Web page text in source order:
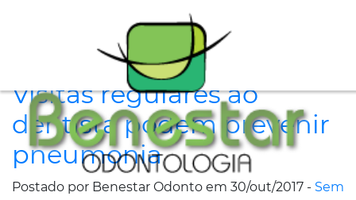
Clínica
Especialidades
Tratamentos
Visitas regulares ao
dentista podem prevenir
pneumonia
Postado por Benestar Odonto em 30/out/2017 - Sem